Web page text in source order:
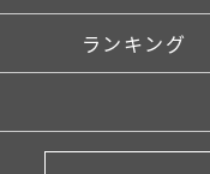
ランキング